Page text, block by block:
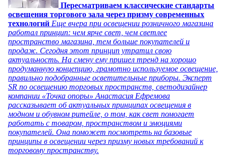
Пересматриваем классические стандарты
освещения торгового зала через призму современных
технологий Еще вчера при освещении розничного магазина
работал принцип: чем ярче свет, чем светлее
пространство магазина, тем больше покупателей и
продаж. Сегодня этот принцип утратил свою
актуальность. На смену ему пришел тренд на хорошо
продуманную концепцию, грамотно используемое освещение,
правильно подобранные осветительные приборы. Эксперт
SR по освещению торговых пространств, светодизайнер
компании «Точка опоры» Анастасия Ефремова
рассказывает об актуальных принципах освещения в
модном и обувном ритейле, о том, как свет помогает
работать с товаром, пространством и эмоциями
покупателей. Она поможет посмотреть на базовые
принципы в освещении через призму новых требований к
торговому пространству.